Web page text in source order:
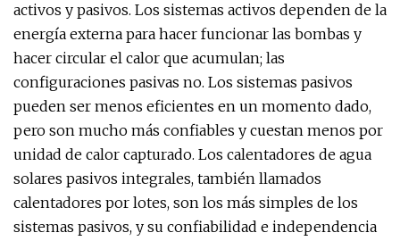
activos y pasivos. Los sistemas activos dependen de la
energía externa para hacer funcionar las bombas y
hacer circular el calor que acumulan; las
configuraciones pasivas no. Los sistemas pasivos
pueden ser menos eficientes en un momento dado,
pero son mucho más confiables y cuestan menos por
unidad de calor capturado. Los calentadores de agua
solares pasivos integrales, también llamados
calentadores por lotes, son los más simples de los
sistemas pasivos, y su confiabilidad e independencia